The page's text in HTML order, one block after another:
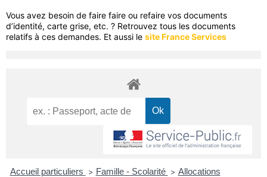
Vous avez besoin de faire faire ou refaire vos documents
d’identité, carte grise, etc. ? Retrouvez tous les documents
relatifs à ces demandes. Et aussi le site France Services
Accueil particuliers > Famille - Scolarité > Allocations